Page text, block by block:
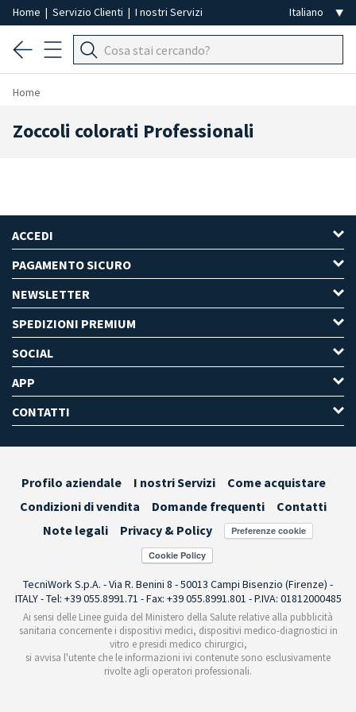
Home | Servizio Clienti | I nostri Servizi
Home
Zoccoli colorati Professionali
ACCEDI
PAGAMENTO SICURO
NEWSLETTER
SPEDIZIONI PREMIUM
SOCIAL
APP
CONTATTI
Profilo aziendale I nostri Servizi
Come acquistare
Condizioni di vendita
Domande frequenti
Contatti
Note legali
Privacy & Policy Preferenze cookie
TecniWork S.p.A. - Via R. Benini 8 - 50013 Campi Bisenzio (Firenze) -
ITALY - Tel: +39 055.8991.71 - Fax: +39 055.8991.801 - P.IVA: 01812000485
Ai sensi delle Linee guida del Ministero della Salute relative alla pubblicità
sanitaria concernente i dispositivi medici, dispositivi medico-diagnostici in
vitro e presidi medico chirurgici,
si avvisa l'utente che le informazioni ivi contenute sono esclusivamente
rivolte agli operatori professionali.